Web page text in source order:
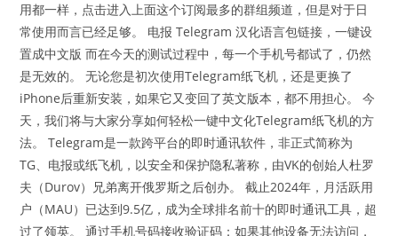
用都一样，点击进入上面这个订阅最多的群组频道，但是对于日
常使用而言已经足够。 电报 Telegram 汉化语言包链接，一键设
置成中文版 而在今天的测试过程中，每一个手机号都试了，仍然
是无效的。 无论您是初次使用Telegram纸飞机，还是更换了
iPhone后重新安装，如果它又变回了英文版本，都不用担心。 今
天，我们将与大家分享如何轻松一键中文化Telegram纸飞机的方
法。 Telegram是一款跨平台的即时通讯软件，非正式简称为
TG、电报或纸飞机，以安全和保护隐私著称，由VK的创始人杜罗
夫（Durov）兄弟离开俄罗斯之后创办。 截止2024年，月活跃用
户（MAU）已达到9.5亿，成为全球排名前十的即时通讯工具，超
过了领英。 通过手机号码接收验证码：如果其他设备无法访问，